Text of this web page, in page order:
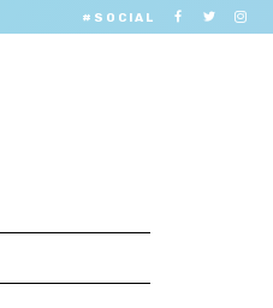
#SOCIAL